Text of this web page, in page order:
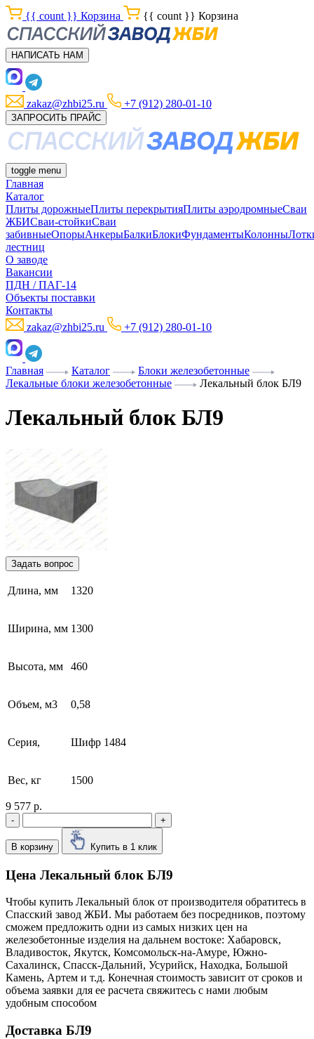
{{ count }} Корзина {{ count }} Корзина
НАПИСАТЬ НАМ
zakaz@zhbi25.ru +7 (912) 280-01-10
ЗАПРОСИТЬ ПРАЙС
toggle menu
Главная
Каталог
Плиты дорожныеПлиты перекрытияПлиты аэродромныеСваи
ЖБИСваи-стойкиСваи
забивныеОпорыАнкерыБалкиБлокиФундаментыКолонны
лестниц
О заводе
Вакансии
ПДН / ПАГ-14
Объекты поставки
Контакты
zakaz@zhbi25.ru
+7 (912) 280-01-10
Главная Каталог
Блоки железобетонные
Лекальные блоки железобетонные
Лекальный блок БЛ9
Лекальный блок БЛ9
Задать вопрос
Длина, мм 1320
Ширина, мм 1300
Высота, мм 460
Объем, м3 0,58
Серия, Шифр 1484
Вес, кг 1500
9 577 р.
- +
В корзину Купить в 1 клик
Цена Лекальный блок БЛ9
Чтобы купить Лекальный блок от производителя обратитесь в
Cпасский завод ЖБИ. Мы работаем без посредников, поэтому
сможем предложить одни из самых низких цен на
железобетонные изделия на дальнем востоке: Хабаровск,
Владивосток, Якутск, Комсомольск-на-Амуре, Южно-
Сахалинск, Спасск-Дальний, Усурийск, Находка, Большой
Камень, Артем и т.д. Конечная стоимость зависит от сроков и
объема заявки для ее расчета свяжитесь с нами любым
удобным способом
Доставка БЛ9